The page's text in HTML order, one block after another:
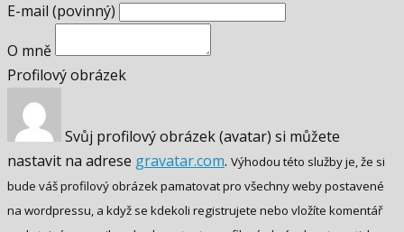
E-mail (povinný)
O mně
Profilový obrázek
Svůj profilový obrázek (avatar) si můžete
nastavit na adrese gravatar.com. Výhodou této služby je, že si
bude váš profilový obrázek pamatovat pro všechny weby postavené
na wordpressu, a když se kdekoli registrujete nebo vložíte komentář